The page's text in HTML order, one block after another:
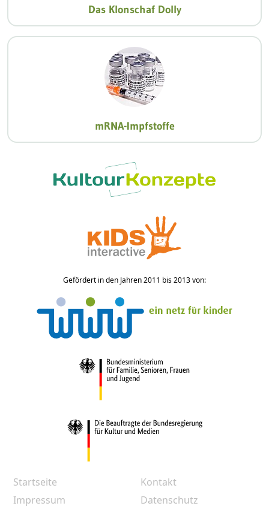
Das Klonschaf Dolly
mRNA-Impfstoffe
Gefördert in den Jahren 2011 bis 2013 von:
Startseite
Kontakt
Impressum
Datenschutz